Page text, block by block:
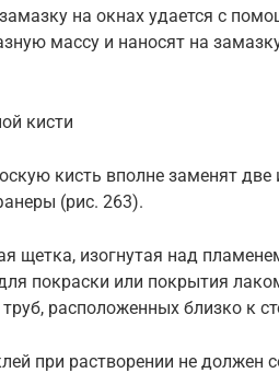
на окнах удается с
массу и наносят на
кисти
кисть вполне заме­нят две
(рис. 263).
щетка, изогнутая над
покраски или покрытия
расположенных близко к
при растворении не должен